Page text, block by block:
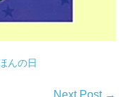
んの日
Next Post →